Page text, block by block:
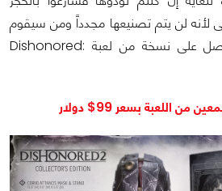
لأنه لن يتم تصنيعها مجدداًَ ومن سيقوم
بالحجز المسبق لها سيحصل على نسخة من لعبة Dishonored:
اللعبة بسعر 99$ دولار